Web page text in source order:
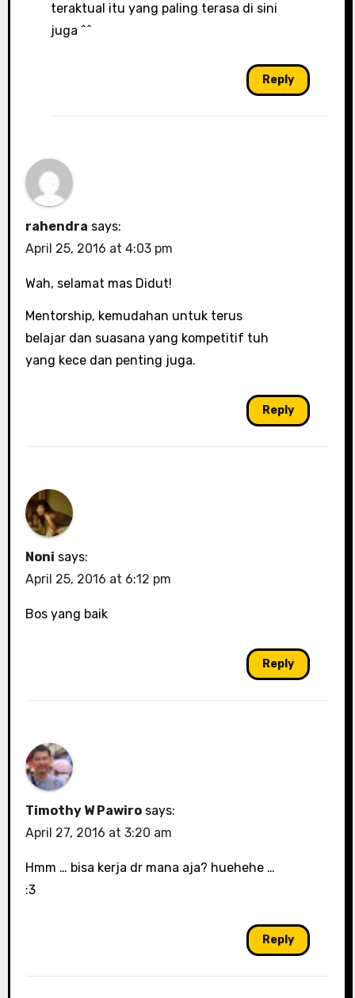
teraktual itu yang paling terasa di sini
juga ^^
Reply
rahendra says:
April 25, 2016 at 4:03 pm
Wah, selamat mas Didut!
Mentorship, kemudahan untuk terus
belajar dan suasana yang kompetitif tuh
yang kece dan penting juga.
Reply
Noni says:
April 25, 2016 at 6:12 pm
Bos yang baik
Reply
Timothy W Pawiro says:
April 27, 2016 at 3:20 am
Hmm … bisa kerja dr mana aja? huehehe …
:3
Reply